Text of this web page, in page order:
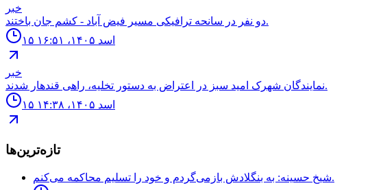
خبر
دو نفر در سانحه ترافيكى مسير فيض آباد - كشم جان باختند.
۱۵ اسد ۱۴۰۵، ۱۶:۵۱
خبر
نمايندگان شهرک اميد سبز در اعتراض به دستور تخليه، راهى قندهار شدند.
۱۵ اسد ۱۴۰۵، ۱۴:۳۸
تازه‌ترین‌ها
شیخ حسینه: به بنگلادش بازمی‌گردم و خود را تسلیم محاکمه می‌کنم.